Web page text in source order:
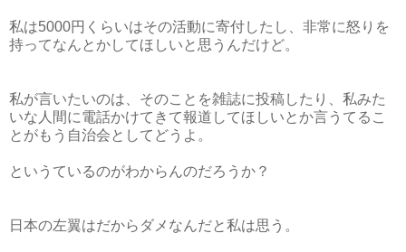
私は5000円くらいはその活動に寄付したし、非常に怒りを
持ってなんとかしてほしいと思うんだけど。
私が言いたいのは、そのことを雑誌に投稿したり、私みた
いな人間に電話かけてきて報道してほしいとか言うてるこ
とがもう自治会としてどうよ。
というているのがわからんのだろうか？
日本の左翼はだからダメなんだと私は思う。